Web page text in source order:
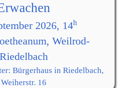
2026, 14h
Weilrod-
Riedelbach
Bürgerhaus in Riedelbach,
Weiherstr. 16